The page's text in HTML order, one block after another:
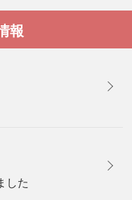
報
した